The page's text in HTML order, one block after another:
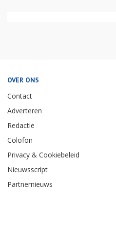
OVER ONS
Contact
Adverteren
Redactie
Colofon
Privacy & Cookiebeleid
Nieuwsscript
Partnernieuws